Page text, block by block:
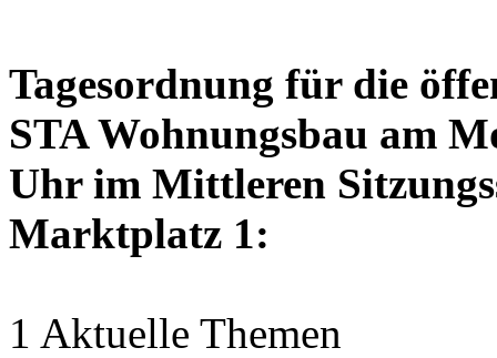
Tagesordnung für die
STA Wohnungsbau am
Uhr im Mittleren
Marktplatz 1:
1 Aktuelle Themen